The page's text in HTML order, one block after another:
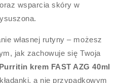
wsparcia skóry w
własnej rutyny – możesz
jak zachowuje się Twoja
krem FAST AZG 40ml
a nie przypadkowym